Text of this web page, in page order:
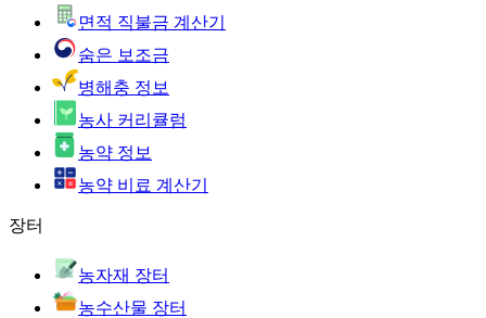
면적 직불금 계산기
숨은 보조금
병해충 정보
농사 커리큘럼
농약 정보
농약 비료 계산기
장터
농자재 장터
농수산물 장터